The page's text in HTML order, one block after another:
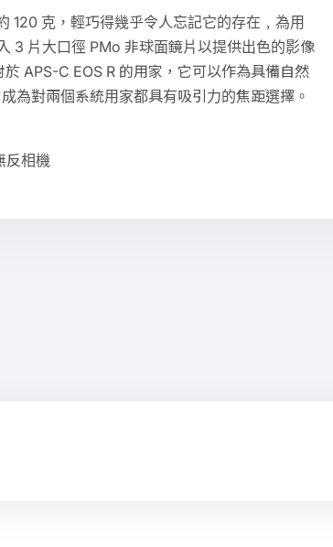
120 克，輕巧得幾乎令人忘記它的存在﹐為用
3 片大口徑 PMo 非球面鏡片以提供出色的影像
APS-C EOS R 的用家，它可以作為具備自然
為對兩個系統用家都具有吸引力的焦距選擇。
反相機